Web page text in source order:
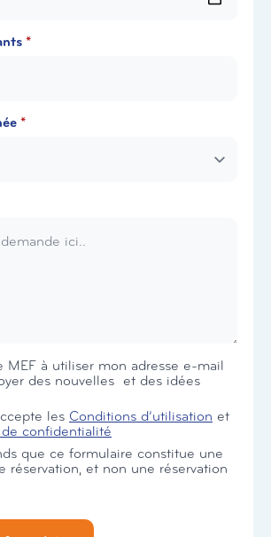
*
*
MEF à utiliser mon adresse e-mail
des nouvelles et des idées
les Conditions d’utilisation et
confidentialité
que ce formulaire constitue une
et non une réservation